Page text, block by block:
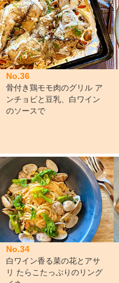
No.36
骨付き鶏モモ肉のグリル ア
ンチョビと豆乳、白ワイン
のソースで
No.34
白ワイン香る菜の花とアサ
リ たらこたっぷりのリング